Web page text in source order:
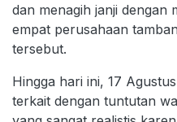
dan menagih janji dengan
empat perusahaan
tersebut.
Hingga hari ini, 17
terkait dengan tuntutan